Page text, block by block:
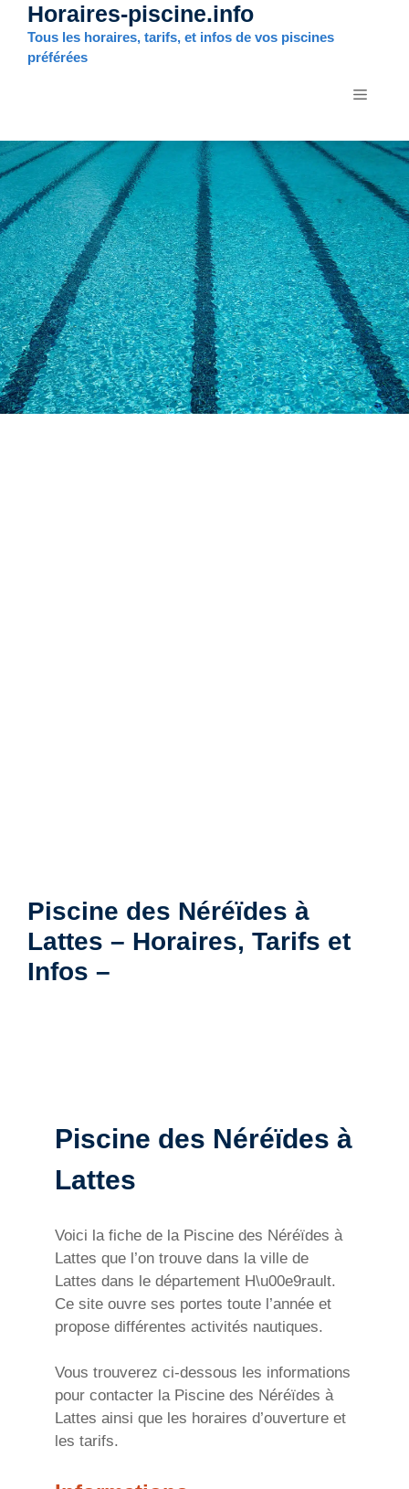
Aller
contenu
Horaires-piscine.info
Tous les horaires, tarifs, et infos de vos piscines
préférées
MENU
Piscine des Néréïdes à
Lattes – Horaires, Tarifs et
Infos –
Piscine des Néréïdes à
Lattes
Voici la fiche de la Piscine des Néréïdes à
Lattes que l’on trouve dans la ville de
Lattes dans le département H\u00e9rault.
Ce site ouvre ses portes toute l’année et
propose différentes activités nautiques.
Vous trouverez ci-dessous les informations
pour contacter la Piscine des Néréïdes à
Lattes ainsi que les horaires d’ouverture et
les tarifs.